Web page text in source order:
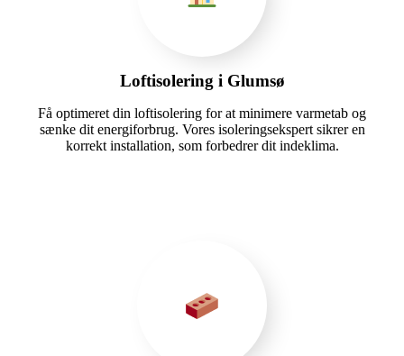
Loftisolering i Glumsø
Få optimeret din loftisolering for at minimere varmetab og
sænke dit energiforbrug. Vores isoleringsekspert sikrer en
korrekt installation, som forbedrer dit indeklima.